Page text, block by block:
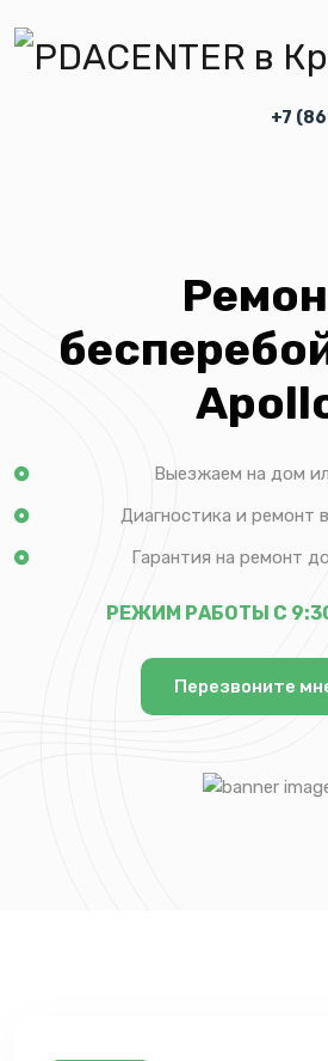
+7
Выезжаем на дом
Диагностика и ремонт
Гарантия на ремонт
РЕЖИМ РАБОТЫ С
Перезвоните